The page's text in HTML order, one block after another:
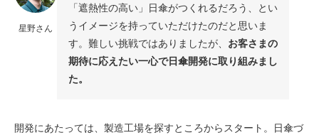
星野さん
「遮熱性の高い」日傘がつくれるだろう、とい
うイメージを持っていただけたのだと思いま
す。難しい挑戦ではありましたが、 お客さまの
期待に応えたい一心で日傘開発に取り組みまし
た。
開発にあたっては、製造工場を探すところからスタート。日傘づ